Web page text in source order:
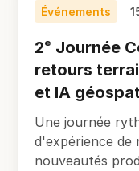
Événements
2ᵉ Journée
retours
et IA
Une journée
d'expérience de
nouveautés